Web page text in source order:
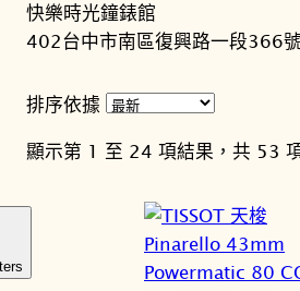
快樂時光鐘錶館
402台中市南區復興路一段366
排序依據
顯示第 1 至 24 項結果，共 53